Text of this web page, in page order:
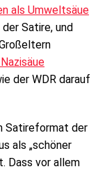
als Umweltsäue
Satire, und
der WDR darauf
Satireformat der
als „schöner
Dass vor allem